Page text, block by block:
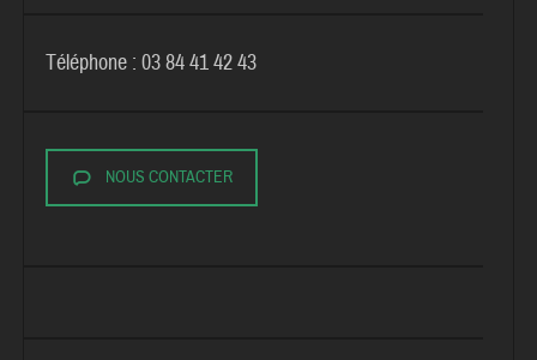
Téléphone : 03 84 41 42 43
NOUS CONTACTER